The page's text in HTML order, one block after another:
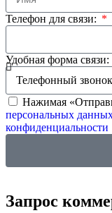
Телефон для связи:
Удобная форма связи:
Нажимая
персональных
конфиденциальности
Запрос